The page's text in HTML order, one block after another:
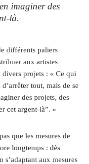
imaginer des
là.
différents paliers
aux artistes
projets : « Ce qui
tout, mais de se
des projets, des
cet argent-là”. »
que les mesures de
longtemps : dès
s’adaptant aux mesures